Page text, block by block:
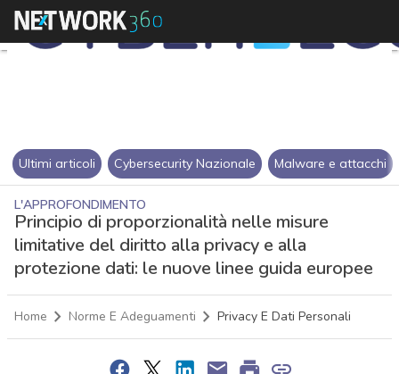
Ultimi articoli Cybersecurity Nazionale Malware e attacchi
L'APPROFONDIMENTO
Principio di proporzionalità nelle misure
limitative del diritto alla privacy e alla
protezione dati: le nuove linee guida europee
Home Norme E Adeguamenti Privacy E Dati Personali